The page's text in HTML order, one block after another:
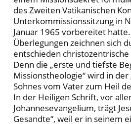
des Zweiten Vatikanischen
Unterkommissionssitzung in
Januar 1965 vorbereitet
Überlegungen zeichnen sich
entschieden
Denn die „erste und tiefste
Missionstheologie“ wird in der
Sohnes vom Vater zum Heil
In der Heiligen Schrift, vor
Johannesevangelium, trägt
Gesandte“, weil er in seinem